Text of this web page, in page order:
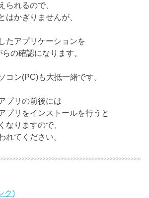
られるので、
はかぎりませんが、
たアプリケーションを
の確認になります。
コン(PC)も大抵一緒です。
プリの前後には
プリをインストールを行うと
なりますので、
れてください。
ク)